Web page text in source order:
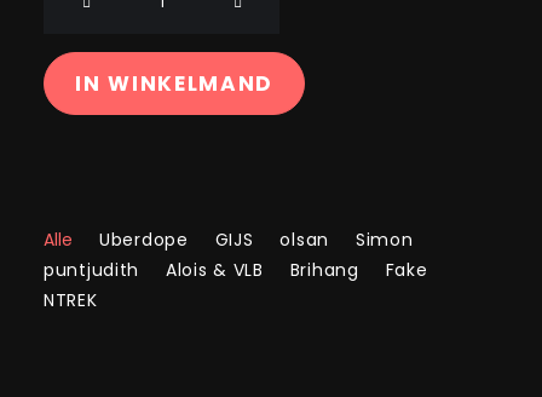
hoeveelheid
IN WINKELMAND
Alle Uberdope GIJS olsan
Simon
puntjudith
Alois & VLB Brihang
Fake
NTREK